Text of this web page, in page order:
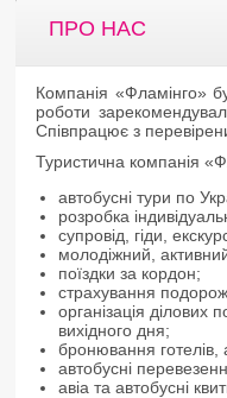
ПРО НАС
Компанія «Фламінго»
роботи
Співпрацює з
Туристична компанія
автобусні тури по
розробка
супровід, гіди,
молодіжний,
поїздки за кордон;
страхування
організація ділових
вихідного дня;
бронювання готелів,
автобусні
авіа та автобусні